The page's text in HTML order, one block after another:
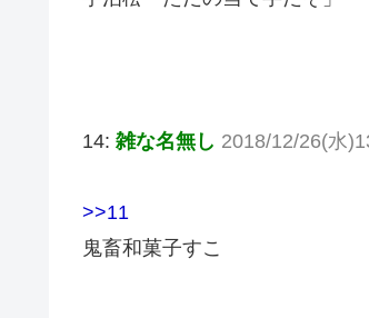
14: 雑な名無し 2018/12/26(水
>>11
鬼畜和菓子すこ